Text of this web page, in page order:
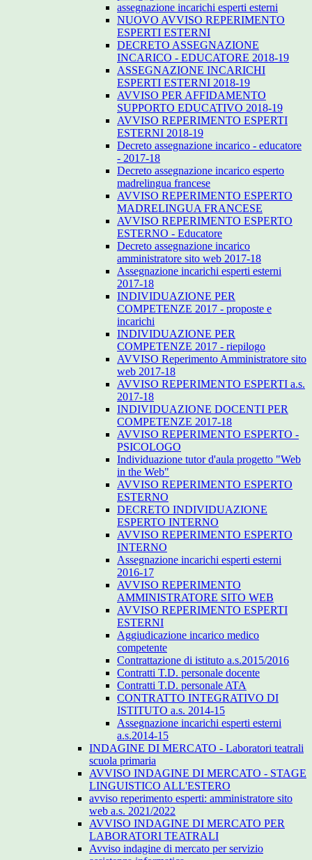
assegnazione incarichi esperti esterni
NUOVO AVVISO REPERIMENTO
ESPERTI ESTERNI
DECRETO ASSEGNAZIONE
INCARICO - EDUCATORE 2018-19
ASSEGNAZIONE INCARICHI
ESPERTI ESTERNI 2018-19
AVVISO PER AFFIDAMENTO
SUPPORTO EDUCATIVO 2018-19
AVVISO REPERIMENTO ESPERTI
ESTERNI 2018-19
Decreto assegnazione incarico - educatore
- 2017-18
Decreto assegnazione incarico esperto
madrelingua francese
AVVISO REPERIMENTO ESPERTO
MADRELINGUA FRANCESE
AVVISO REPERIMENTO ESPERTO
ESTERNO - Educatore
Decreto assegnazione incarico
amministratore sito web 2017-18
Assegnazione incarichi esperti esterni
2017-18
INDIVIDUAZIONE PER
COMPETENZE 2017 - proposte e
incarichi
INDIVIDUAZIONE PER
COMPETENZE 2017 - riepilogo
AVVISO Reperimento Amministratore sito
web 2017-18
AVVISO REPERIMENTO ESPERTI a.s.
2017-18
INDIVIDUAZIONE DOCENTI PER
COMPETENZE 2017-18
AVVISO REPERIMENTO ESPERTO -
PSICOLOGO
Individuazione tutor d'aula progetto "Web
in the Web"
AVVISO REPERIMENTO ESPERTO
ESTERNO
DECRETO INDIVIDUAZIONE
ESPERTO INTERNO
AVVISO REPERIMENTO ESPERTO
INTERNO
Assegnazione incarichi esperti esterni
2016-17
AVVISO REPERIMENTO
AMMINISTRATORE SITO WEB
AVVISO REPERIMENTO ESPERTI
ESTERNI
Aggiudicazione incarico medico
competente
Contrattazione di istituto a.s.2015/2016
Contratti T.D. personale docente
Contratti T.D. personale ATA
CONTRATTO INTEGRATIVO DI
ISTITUTO a.s. 2014-15
Assegnazione incarichi esperti esterni
a.s.2014-15
INDAGINE DI MERCATO - Laboratori teatrali
scuola primaria
AVVISO INDAGINE DI MERCATO - STAGE
LINGUISTICO ALL'ESTERO
avviso reperimento esperti: amministratore sito
web a.s. 2021/2022
AVVISO INDAGINE DI MERCATO PER
LABORATORI TEATRALI
Avviso indagine di mercato per servizio